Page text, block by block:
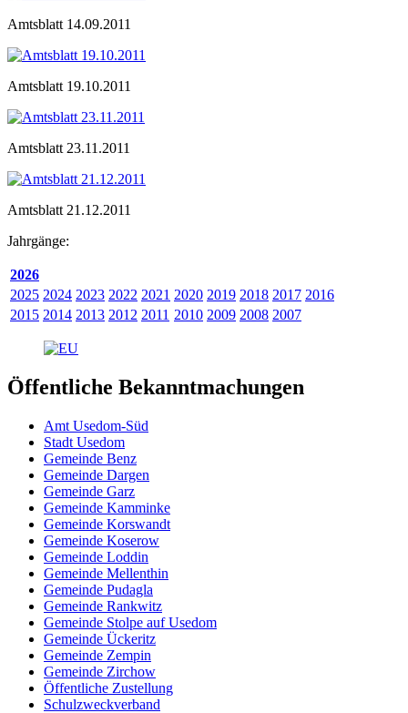
Amtsblatt 14.09.2011
Amtsblatt 19.10.2011
Amtsblatt 23.11.2011
Amtsblatt 21.12.2011
Jahrgänge:
2026
2025 2024 2023 2022 2021 2020 2019 2018 2017 2016
2015 2014 2013 2012 2011 2010 2009 2008 2007
Öffentliche Bekanntmachungen
Amt Usedom-Süd
Stadt Usedom
Gemeinde Benz
Gemeinde Dargen
Gemeinde Garz
Gemeinde Kamminke
Gemeinde Korswandt
Gemeinde Koserow
Gemeinde Loddin
Gemeinde Mellenthin
Gemeinde Pudagla
Gemeinde Rankwitz
Gemeinde Stolpe auf Usedom
Gemeinde Ückeritz
Gemeinde Zempin
Gemeinde Zirchow
Öffentliche Zustellung
Schulzweckverband